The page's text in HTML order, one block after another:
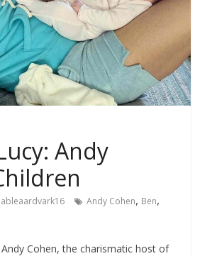
Andy
Andy Cohen, Ben,
Cohen, the charismatic host of